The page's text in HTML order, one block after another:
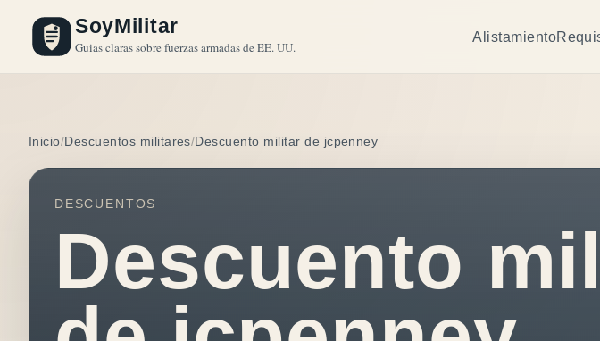
SoyMilitar
Guias claras sobre fuerzas armadas de EE. UU.
Alistamiento
Inicio Descuentos militares Descuento militar de jcpenney
DESCUENTOS
Descuento